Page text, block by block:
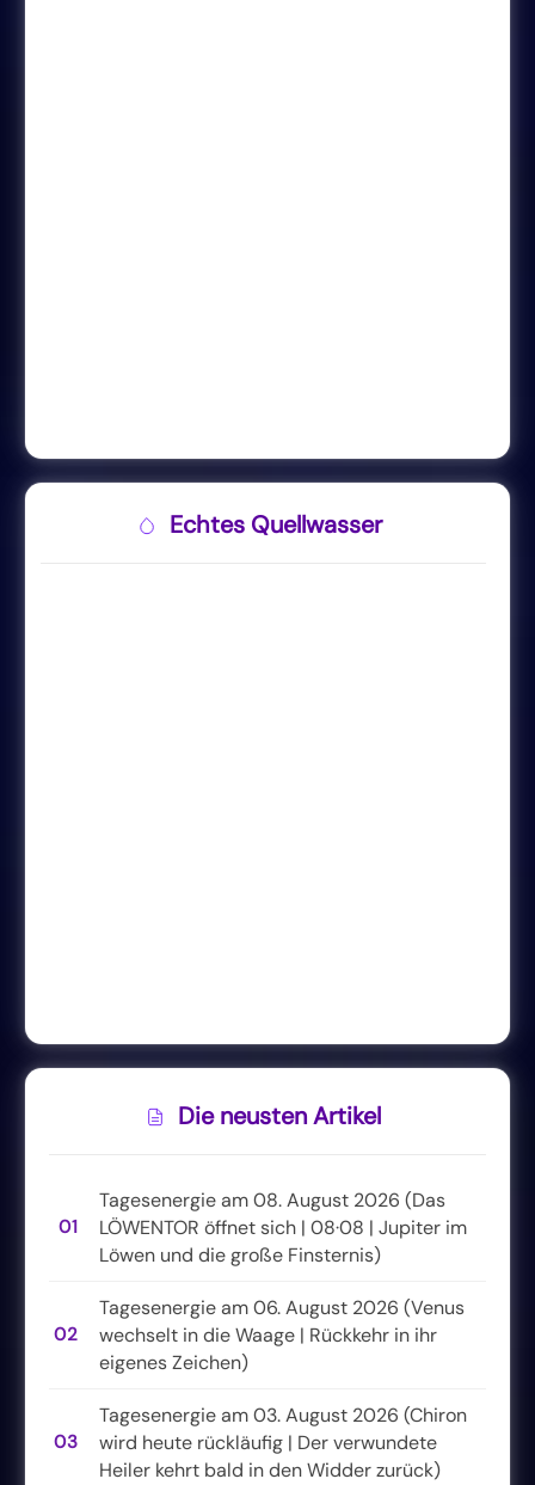
Echtes Quellwasser
Die neusten Artikel
01
Tagesenergie am 08. August 2026 (Das
LÖWENTOR öffnet sich | 08·08 | Jupiter im
Löwen und die große Finsternis)
02
Tagesenergie am 06. August 2026 (Venus
wechselt in die Waage | Rückkehr in ihr
eigenes Zeichen)
03
Tagesenergie am 03. August 2026 (Chiron
wird heute rückläufig | Der verwundete
Heiler kehrt bald in den Widder zurück)